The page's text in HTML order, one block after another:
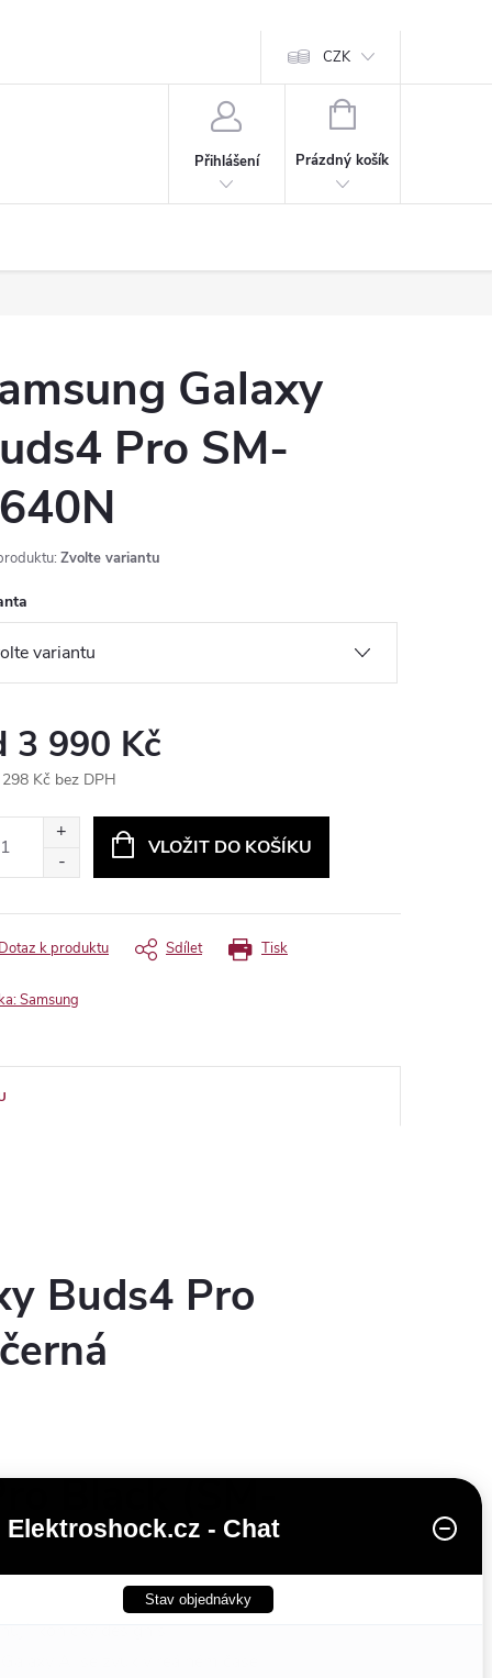
CZK
Přihlášení
NÁKUPNÍ
Prázdný košík
Galaxy
Pro SM-
Zvolte variantu
3 990 Kč
Kč bez DPH
VLOŽIT DO KOŠÍKU
Tisk
Dotaz k produktu Sdílet
Samsung
Buds4 Pro
Black (SM-
ikonický design s
AI se zvuk v reálném čase
Elektroshock.cz - Chat
Stav objednávky